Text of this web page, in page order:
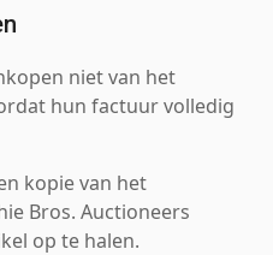
niet van het
hun factuur volledig
kopie van het
Bros. Auctioneers
op te halen.